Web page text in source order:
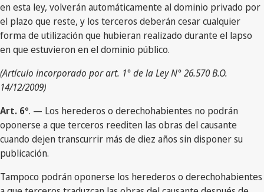
en esta ley, volverán automáticamente al dominio privado por
el plazo que reste, y los terceros deberán cesar cualquier
forma de utilización que hubieran realizado durante el lapso
en que estuvieron en el dominio público.
(Artículo incorporado por art. 1° de la Ley N° 26.570 B.O.
14/12/2009)
Art. 6°. — Los herederos o derechohabientes no podrán
oponerse a que terceros reediten las obras del causante
cuando dejen transcurrir más de diez años sin disponer su
publicación.
Tampoco podrán oponerse los herederos o derechohabientes